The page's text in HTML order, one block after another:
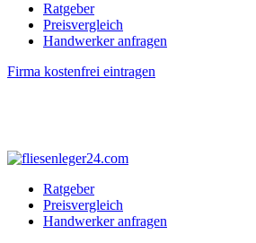
Ratgeber
Preisvergleich
Handwerker anfragen
Firma kostenfrei eintragen
Ratgeber
Preisvergleich
Handwerker anfragen